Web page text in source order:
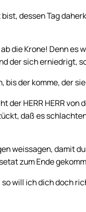
dessen Tag
die Krone! Denn
der sich erniedrigt,
der komme, der
HERR HERR von
daß es
weissagen, damit
zum Ende
will ich dich doch